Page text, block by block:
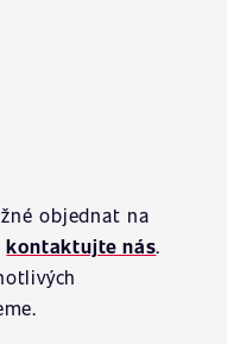
objednat na
kontaktujte nás.